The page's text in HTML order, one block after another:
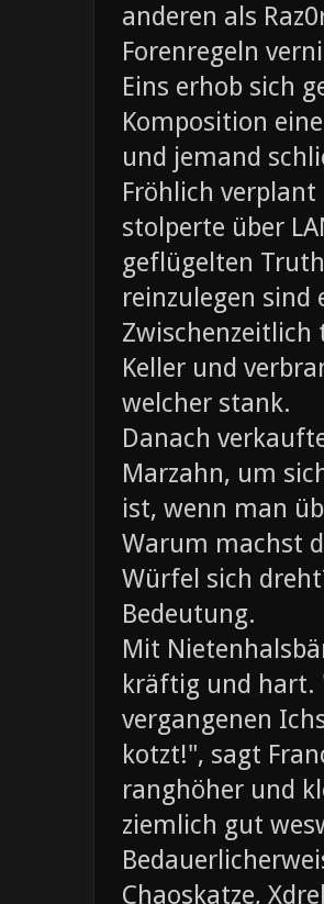
anderen als
Forenregeln
Eins erhob sich
Komposition
und jemand
Fröhlich
stolperte über
geflügelten
reinzulegen sind
Zwischenzeitlich
Keller und
welcher stank.
Danach
Marzahn, um
ist, wenn man
Warum machst
Würfel sich
Bedeutung.
Mit
kräftig und hart.
vergangenen
kotzt!", sagt
ranghöher und
ziemlich gut
Chaoskatze,